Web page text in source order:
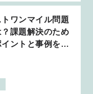
トワンマイル問題
？課題解決のため
ントと事例を解